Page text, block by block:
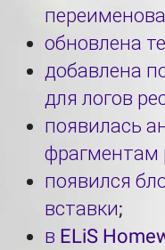
обновлена
добавлена
для логов
появилась
фрагментам
появился
вставки;
в ELiS